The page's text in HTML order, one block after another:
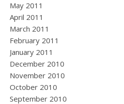
May 2011
April 2011
March 2011
February 2011
January 2011
December 2010
November 2010
October 2010
September 2010